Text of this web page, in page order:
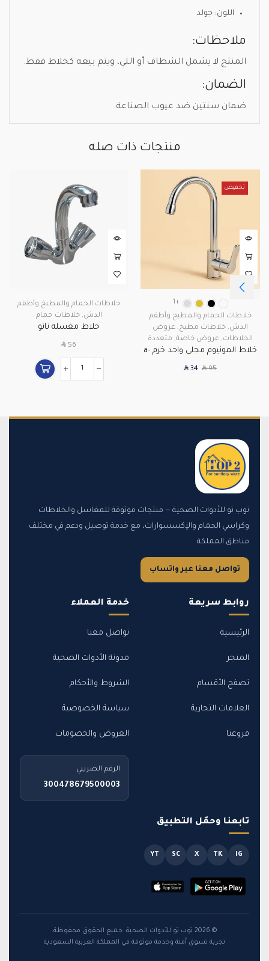
اللون: جولد
ملاحظات:
المنتج لا يشمل الشطاف أو اللي، ويتم بيعه كخلاط فقط.
الضمان:
ضمان سنتين ضد عيوب الصناعة.
منتجات ذات صله
تخفيض
+1
خلاطات الحمام والمطبخ وأطقم
الدش, خلاطات مطبخ, عروض
الخلاطات, عروض خاصة, متعددة
خلاط المونيوم مجلى واحد خرم a-
SAR95
SAR 34
خلاطات الحمام والمطبخ وأطقم
الدش,خلاطات حمام
خلاط مغسله تاتو
SAR 56
توب تو للأدوات الصحية — منتجات موثوقة للمغاسل والخلاطات
وكراسي الحمام والإكسسوارات، مع خدمة توصيل ودعم في مختلف
مناطق المملكة.
تواصل معنا عبر واتساب
روابط سريعة
الرئيسية
المتجر
تصفح الأقسام
العلامات التجارية
فروعنا
خدمة العملاء
تواصل معنا
مدونة الأدوات الصحية
الشروط والأحكام
سياسة الخصوصية
العروض والخصومات
الرقم الضريبي
300478679500003
تابعنا وحمّل التطبيق
IG
TK
X
SC
YT
© 2026 توب تو للأدوات الصحية. جميع الحقوق محفوظة.
تجربة تسوق آمنة وخدمة موثوقة في المملكة العربية السعودية